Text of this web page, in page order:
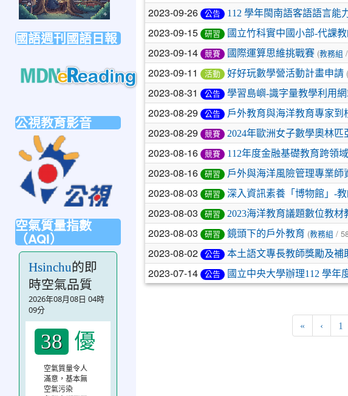
2023-09-26 公告 112 學年閩南語客語語言能
2023-09-15 研習 國立竹科實中國小部-代課
2023-09-14 競賽 國際運算思維挑戰賽 (教務組
2023-09-11 活動 好好玩數學營活動計畫申請 (
2023-08-31 公告 學習島嶼-識字量教學利用
2023-08-29 公告 戶外教育與海洋教育專家到
2023-08-29 競賽 2024年歐洲女子數學奧林匹
2023-08-16 競賽 112年度金融基礎教育跨領
2023-08-16 研習 戶外與海洋風險管理專業
2023-08-03 研習 深入資訊素養「博物館」-
2023-08-03 研習 2023海洋教育議題數位教
2023-08-03 研習 鏡頭下的戶外教育 (教務組 /
2023-08-02 公告 本土語文專長教師獎勵及補
2023-07-14 公告 國立中央大學辦理112 學年
« ‹ 1
國語週刊國語日報
https://mdnereading.mdnkids.com
公視教育影音
https://ptsvod.sunnystudy.com.tw/school
空氣質量指數
（AQI）
Hsinchu的即
時空氣品質
2026年08月08日 04時
09分
38 優
空氣質量令人
滿意，基本無
空氣污染